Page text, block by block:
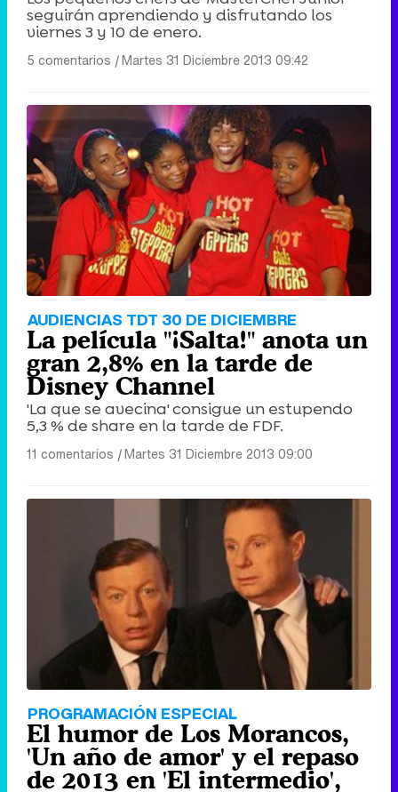
seguirán aprendiendo y disfrutando los
viernes 3 y 10 de enero.
5 comentarios |Martes 31 Diciembre 2013 09:42
AUDIENCIAS TDT 30 DE DICIEMBRE
La película "¡Salta!" anota un
gran 2,8% en la tarde de
Disney Channel
'La que se avecina' consigue un estupendo
5,3 % de share en la tarde de FDF.
11 comentarios |Martes 31 Diciembre 2013 09:00
PROGRAMACIÓN ESPECIAL
El humor de Los Morancos,
'Un año de amor' y el repaso
de 2013 en 'El intermedio',